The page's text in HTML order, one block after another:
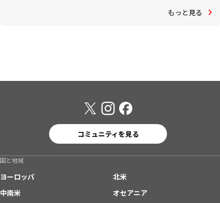
もっと見る
コミュニティを見る
国と地域
ヨーロッパ
北米
中南米
オセアニア